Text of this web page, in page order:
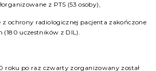
z PTS (53 osoby),
z ochrony radiologicznej pacjenta zakończone
(180 uczestników z DIL).
roku po raz czwarty zorganizowany został